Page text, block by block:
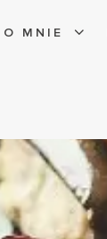
O MNIE